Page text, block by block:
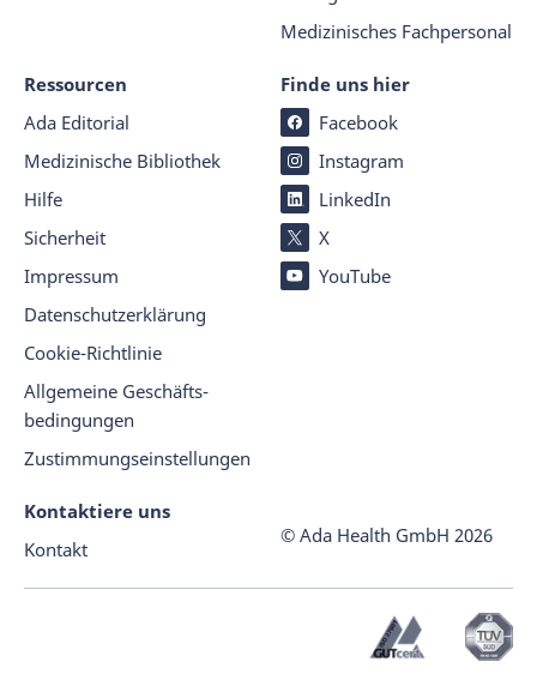
Medizinisches Fachpersonal
Ressourcen
Ada Editorial
Medizinische Bibliothek
Hilfe
Sicherheit
Impressum
Datenschutz­er­klärung
Cookie-Richtlinie
Allgemeine Geschäfts­
beding­ungen
Zustimmungseinstellungen
Finde uns hier
Facebook
Instagram
LinkedIn
X
YouTube
Kontaktiere uns
Kontakt
© Ada Health GmbH 2026